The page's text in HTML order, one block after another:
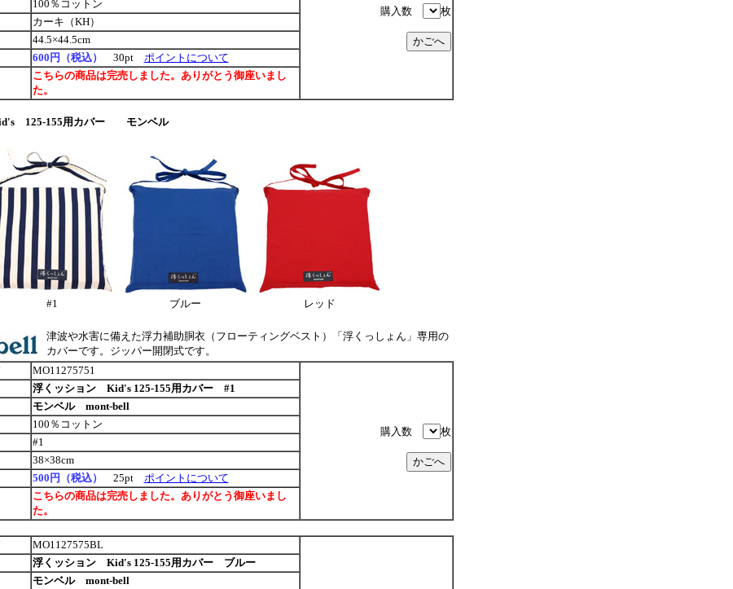
購入数 枚
100％コットン
カーキ（KH）
44.5×44.5cm
600円（税込） 30pt ポイントについて
こちらの商品は完売しました。ありがとう御座いまし
た。
125-155用カバー モンベル
#1 ブルー レッド
津波や水害に備えた浮力補助胴衣（フローティングベスト）「浮くっしょん」専用の
カバーです。ジッパー開閉式です。
MO11275751
購入数 枚
浮くッション Kid's 125-155用カバー #1
モンベル mont-bell
100％コットン
#1
38×38cm
500円（税込） 25pt ポイントについて
こちらの商品は完売しました。ありがとう御座いまし
た。
MO1127575BL
浮くッション Kid's 125-155用カバー ブルー
モンベル mont-bell